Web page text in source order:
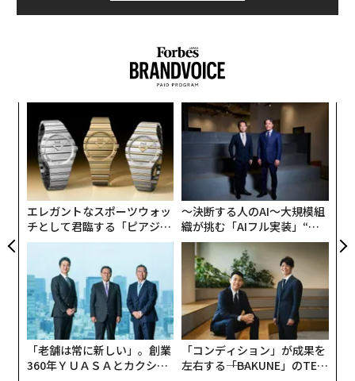
エレガントなスポーツウォッ
チとして君臨する「ピアジ
ェ」ポロの魅力
〜決断する人のAI〜大規模組
織が挑む「AIフル実装」“使
う”企業から“動く”企業へ【N
TTドコモビジネス×PwC】
「老舗は常に新しい」。創業
360年ＹＵＡＳＡとカクシン
「コンディション」が成果を
左右する――「BAKUNE」のTEN